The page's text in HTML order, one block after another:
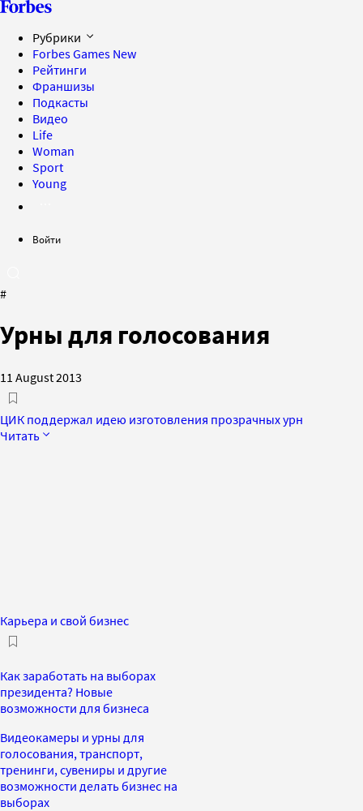
Рубрики
Forbes Games New
Рейтинги
Франшизы
Подкасты
Видео
Life
Woman
Sport
Young
Войти
#
Урны для голосования
11 August 2013
ЦИК поддержал идею изготовления прозрачных урн
Читать
Карьера и свой бизнес
Как заработать на выборах
президента? Новые
возможности для бизнеса
Видеокамеры и урны для
голосования, транспорт,
тренинги, сувениры и другие
возможности делать бизнес на
выборах